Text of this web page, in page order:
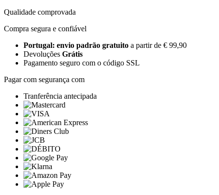
Qualidade comprovada
Compra segura e confiável
Portugal: envio padrão gratuito a partir de € 99,90
Devoluções Grátis
Pagamento seguro com o código SSL
Pagar com segurança com
Tranferência antecipada